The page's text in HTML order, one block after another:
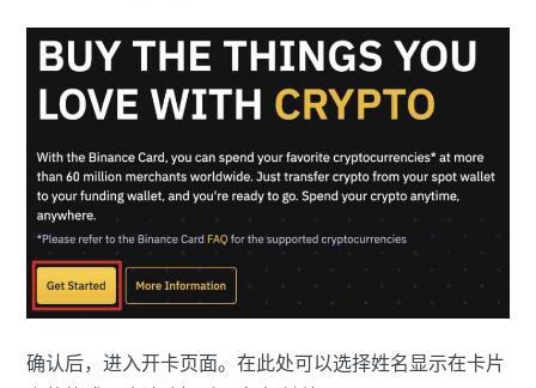
确认后，进入开卡页面。在此处可以选择姓名显示在卡片